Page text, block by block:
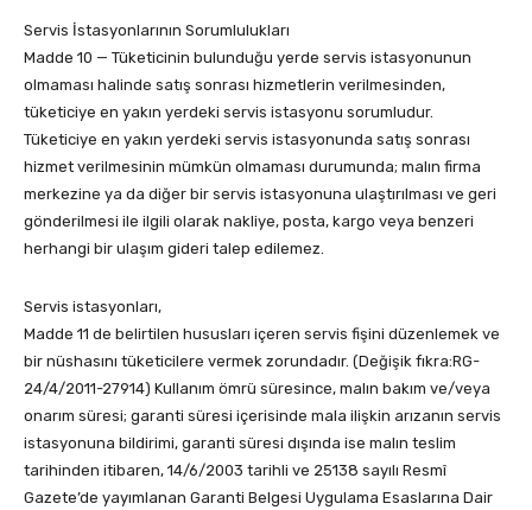
Servis İstasyonlarının Sorumlulukları
Madde 10 — Tüketicinin bulunduğu yerde servis istasyonunun
olmaması halinde satış sonrası hizmetlerin verilmesinden,
tüketiciye en yakın yerdeki servis istasyonu sorumludur.
Tüketiciye en yakın yerdeki servis istasyonunda satış sonrası
hizmet verilmesinin mümkün olmaması durumunda; malın firma
merkezine ya da diğer bir servis istasyonuna ulaştırılması ve geri
gönderilmesi ile ilgili olarak nakliye, posta, kargo veya benzeri
herhangi bir ulaşım gideri talep edilemez.
Servis istasyonları,
Madde 11 de belirtilen hususları içeren servis fişini düzenlemek ve
bir nüshasını tüketicilere vermek zorundadır. (Değişik fıkra:RG-
24/4/2011-27914) Kullanım ömrü süresince, malın bakım ve/veya
onarım süresi; garanti süresi içerisinde mala ilişkin arızanın servis
istasyonuna bildirimi, garanti süresi dışında ise malın teslim
tarihinden itibaren, 14/6/2003 tarihli ve 25138 sayılı Resmî
Gazete’de yayımlanan Garanti Belgesi Uygulama Esaslarına Dair